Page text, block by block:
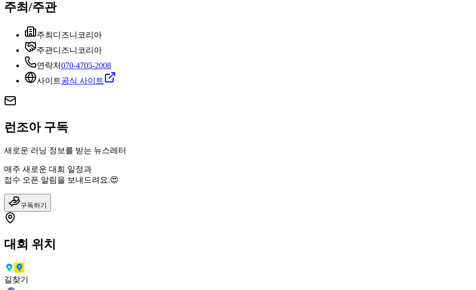
주최/주관
주최 디즈니코리아
주관디즈니코리아
연락처070-4705-2008
사이트공식 사이트
런조아 구독
새로운 러닝 정보를 받는 뉴스레터
매주 새로운 대회 일정과
접수 오픈 알림을 보내드려요.😍
구독하기
대회 위치
길찾기